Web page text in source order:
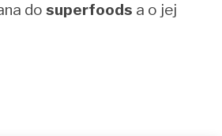
do superfoods a o jej